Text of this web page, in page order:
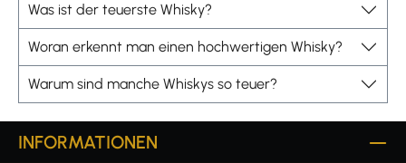
Was ist der teuerste Whisky?
Woran erkennt man einen hochwertigen Whisky?
Warum sind manche Whiskys so teuer?
INFORMATIONEN